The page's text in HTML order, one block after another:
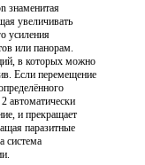
знаменитая
увеличивать
усиления
или панорам.
в которых можно
Если перемещение
автоматически
и прекращает
паразитные
система